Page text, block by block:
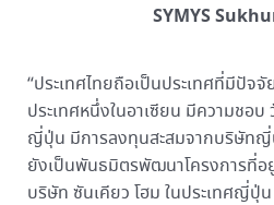
SYMYS
“ประเทศไทยถือเป็นประเทศที่มีปัจ
ประเทศหนึ่งในอาเซียน มีความช
ญี่ปุ่น มีการลงทุนสะสมจากบริษัทญี่
ยังเป็นพันธมิตรพัฒนาโครงการที่
บริษัท ซันเคียว โฮม ในประเทศญี่ปุ่